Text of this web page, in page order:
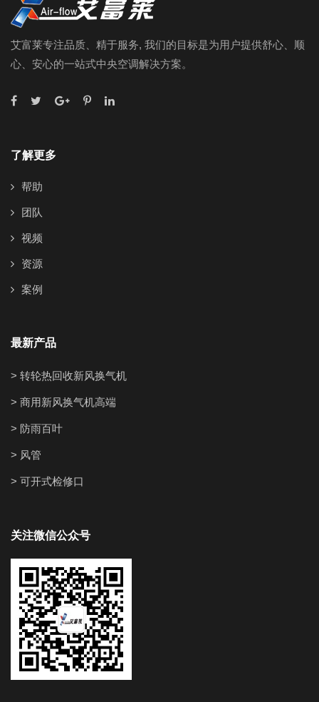
艾富莱专注品质、精于服务, 我们的目标是为用户提供舒心、顺
心、安心的一站式中央空调解决方案。
了解更多
帮助
团队
视频
资源
案例
最新产品
> 转轮热回收新风换气机
> 商用新风换气机高端
> 防雨百叶
> 风管
> 可开式检修口
关注微信公众号